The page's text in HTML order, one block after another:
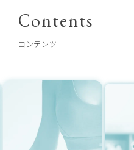
Contents
コンテンツ